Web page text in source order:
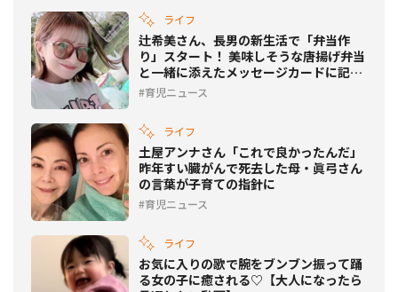
ライフ
辻希美さん、長男の新生活で「弁当作
り」スタート！ 美味しそうな唐揚げ弁当
と一緒に添えたメッセージカードに記し
た言葉は…
育児ニュース
ライフ
土屋アンナさん「これで良かったんだ」
昨年すい臓がんで死去した母・眞弓さん
の言葉が子育ての指針に
育児ニュース
ライフ
お気に入りの歌で腕をブンブン振って踊
る女の子に癒される♡【大人になったら